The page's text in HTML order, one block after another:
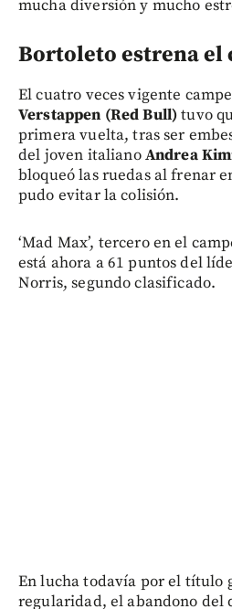
mucha diversión y mucho
Bortoleto estrena el
El cuatro veces vigente
Verstappen (Red Bull)tuvo
primera vuelta, tras ser
del joven italianoAndrea
bloqueó las ruedas al frenar
pudo evitar la colisión.
‘Mad Max’, tercero en el
está ahora a 61 puntos del
Norris, segundo clasificado.
En lucha todavía por el título
regularidad, el abandono del